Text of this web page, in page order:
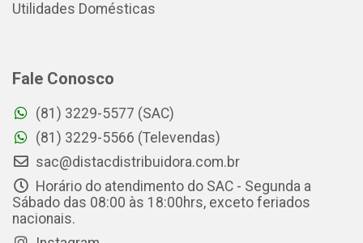
Utilidades Domésticas
Fale Conosco
(81) 3229-5577 (SAC)
(81) 3229-5566 (Televendas)
sac@distacdistribuidora.com.br
Horário do atendimento do SAC - Segunda a
Sábado das 08:00 às 18:00hrs, exceto feriados
nacionais.